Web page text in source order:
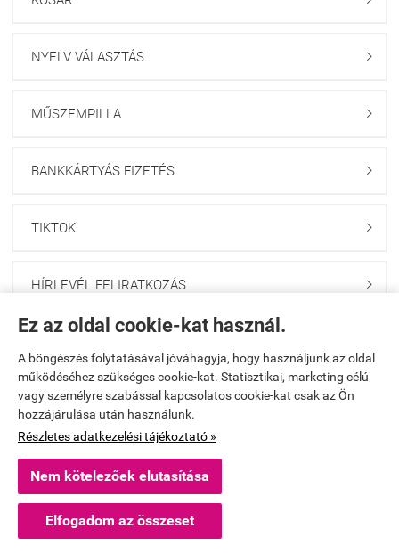
Ez az oldal cookie-kat használ.
A böngészés folytatásával jóváhagyja, hogy használjunk az oldal
működéséhez szükséges cookie-kat. Statisztikai, marketing célú
vagy személyre szabással kapcsolatos cookie-kat csak az Ön
hozzájárulása után használunk.
Részletes adatkezelési tájékoztató »
Nem kötelezőek elutasítása
Elfogadom az összeset
NYELV VÁLASZTÁS 
MŰSZEMPILLA 
BANKKÁRTYÁS FIZETÉS 
TIKTOK 
HÍRLEVÉL FELIRATKOZÁS 
fodraszwebshop.hu -Winfield kft- ÁSZF -Adatkezelési tájékoztató
Webáruház készítés a StartÜzlettel.
Masque Chromatique fine hair 200 ml
Részletek »